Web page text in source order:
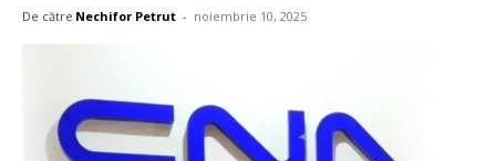
De către Nechifor Petrut - noiembrie 10, 2025